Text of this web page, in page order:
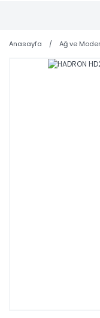
TOPTAN FİYAT
Anasayfa Ağ ve